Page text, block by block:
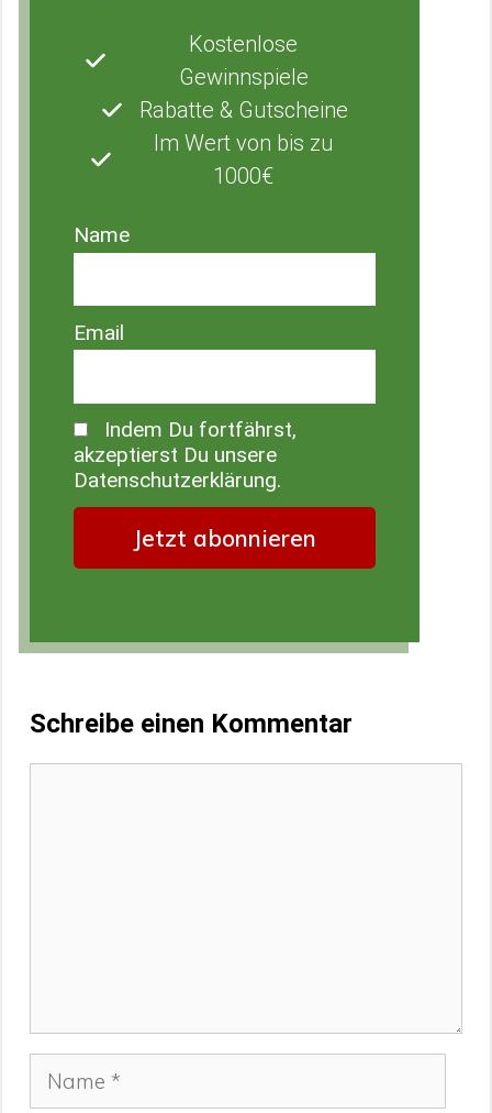
Kostenlose
Gewinnspiele
Rabatte & Gutscheine
Im Wert von bis zu
1000€
Name
Email
Indem Du fortfährst,
akzeptierst Du unsere
Datenschutzerklärung.
Schreibe einen Kommentar